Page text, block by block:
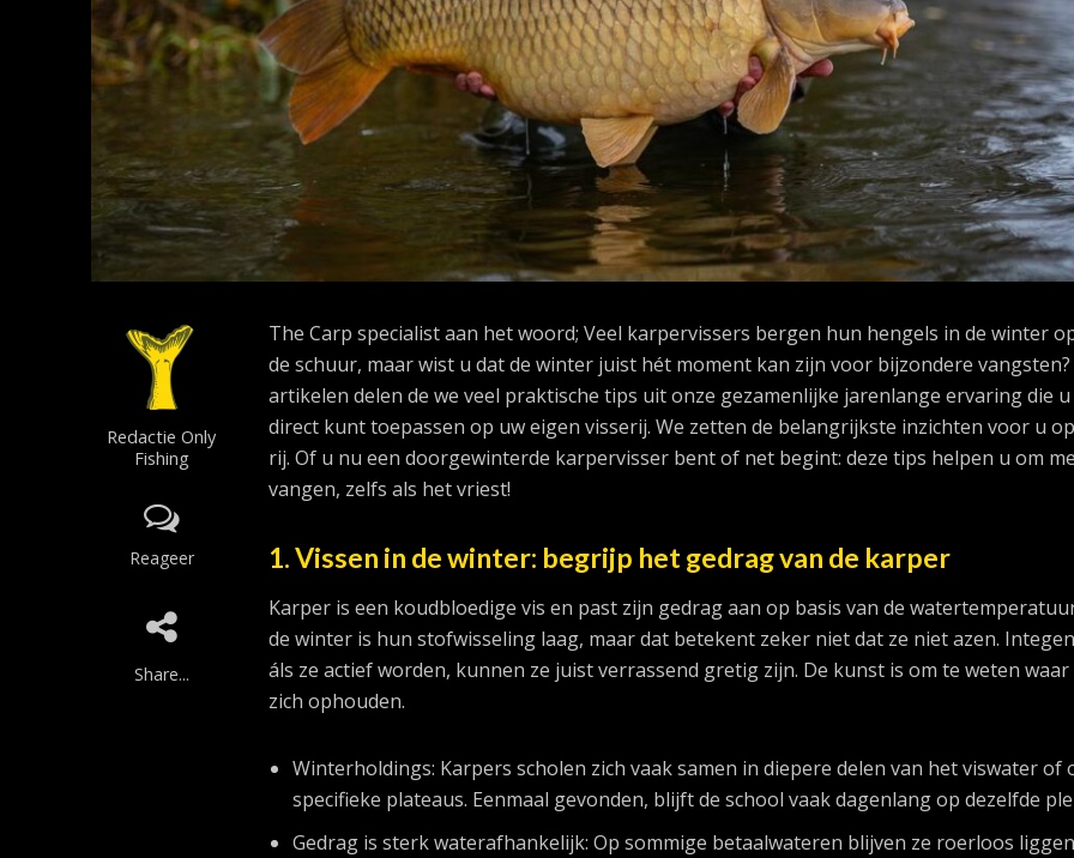
Redactie Only
Fishing
Reageer
Share...
The Carp specialist aan het woord; Veel karpervissers bergen hun hengels in de winter
de schuur, maar wist u dat de winter juist hét moment kan zijn voor bijzondere
artikelen delen de we veel praktische tips uit onze gezamenlijke jarenlange ervaring die u
direct kunt toepassen op uw eigen visserij. We zetten de belangrijkste inzichten voor u
rij. Of u nu een doorgewinterde karpervisser bent of net begint: deze tips helpen u om
vangen, zelfs als het vriest!
1. Vissen in de winter: begrijp het gedrag van de karper
Karper is een koudbloedige vis en past zijn gedrag aan op basis van de
de winter is hun stofwisseling laag, maar dat betekent zeker niet dat ze niet azen.
áls ze actief worden, kunnen ze juist verrassend gretig zijn. De kunst is om te weten waar
zich ophouden.
Winterholdings: Karpers scholen zich vaak samen in diepere delen van het viswater of
specifieke plateaus. Eenmaal gevonden, blijft de school vaak dagenlang op dezelfde
Gedrag is sterk waterafhankelijk: Op sommige betaalwateren blijven ze roerloos